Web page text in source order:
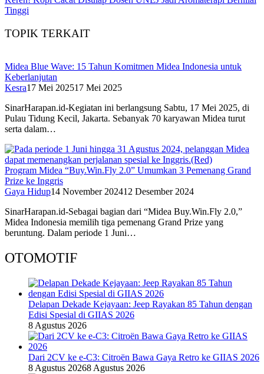
Tinggi
TOPIK TERKAIT
Midea Blue Wave: 15 Tahun Komitmen Midea Indonesia untuk
Keberlanjutan
Kesra17 Mei 202517 Mei 2025
SinarHarapan.id-Kegiatan ini berlangsung Sabtu, 17 Mei 2025, di
Pulau Tidung Kecil, Jakarta. Sebanyak 70 karyawan Midea turut
serta dalam…
Program Midea “Buy.Win.Fly 2.0” Umumkan 3 Pemenang Grand
Prize ke Inggris
Gaya Hidup14 November 202412 Desember 2024
SinarHarapan.id-Sebagai bagian dari “Midea Buy.Win.Fly 2.0,”
Midea Indonesia memilih tiga pemenang Grand Prize yang
beruntung. Dalam periode 1 Juni…
OTOMOTIF
Delapan Dekade Kejayaan: Jeep Rayakan 85 Tahun dengan
Edisi Spesial di GIIAS 2026
8 Agustus 2026
Dari 2CV ke e-C3: Citroën Bawa Gaya Retro ke GIIAS 2026
8 Agustus 20268 Agustus 2026